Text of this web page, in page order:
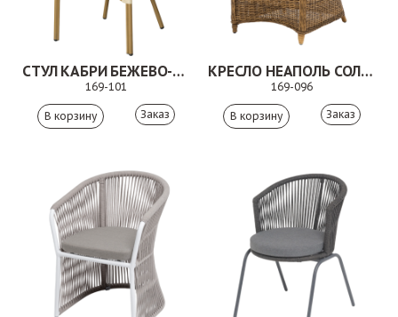
СТУЛ КАБРИ БЕЖЕВО-КОРИЧНЕВЫЙ
169-101
Заказ
КРЕСЛО НЕАПОЛЬ СОЛОМЕННЫЙ
169-096
Заказ